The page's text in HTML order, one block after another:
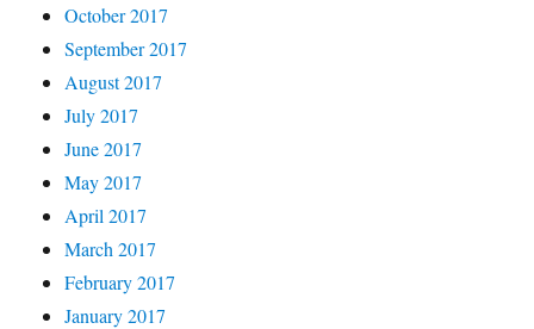
October 2017
September 2017
August 2017
July 2017
June 2017
May 2017
April 2017
March 2017
February 2017
January 2017